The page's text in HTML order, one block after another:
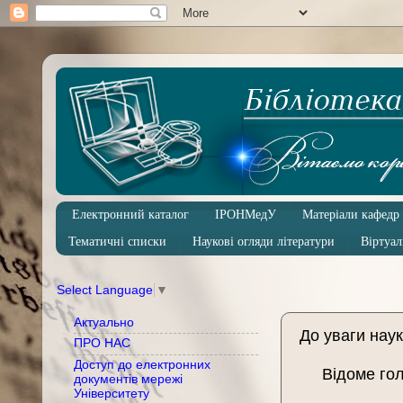
Електронний каталог ІРОНМедУ
Матеріали кафедр
Тематичні списки
Наукові огляди літератури
Select Language ▼
До уваги
Відоме
Актуально
ПРО НАС
Доступ до електронних
документів мережі
Університету